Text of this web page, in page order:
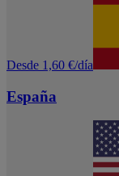
Desde 1,60 €/día
España